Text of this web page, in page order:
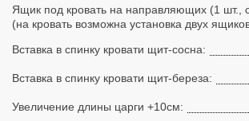
Ящик под кровать на направляющих (1 шт.,
(на кровать возможна установка двух
Вставка в спинку кровати щит-сосна:
Вставка в спинку кровати щит-береза:
Увеличение длины царги +10см: